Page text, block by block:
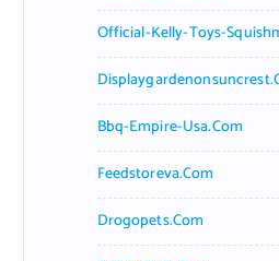
Official-Kelly-Toys-
Bbq-Empire-Usa.com
Feedstoreva.com
Drogopets.com